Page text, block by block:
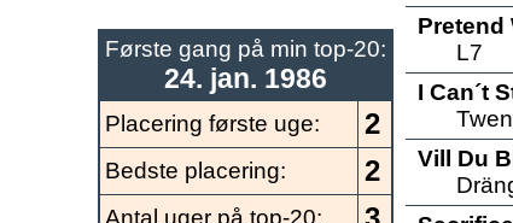
Første gang på min top-20:
24. jan. 1986
Placering første uge: 2
Bedste placering: 2
Antal uger på top-20:
Pretend
L7
I Can´t
Vill Du